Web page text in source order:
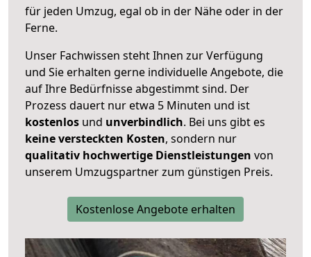
für jeden Umzug, egal ob in der Nähe oder in der
Ferne.
Unser Fachwissen steht Ihnen zur Verfügung
und Sie erhalten gerne individuelle Angebote, die
auf Ihre Bedürfnisse abgestimmt sind. Der
Prozess dauert nur etwa 5 Minuten und ist
kostenlos und unverbindlich. Bei uns gibt es
keine versteckten Kosten, sondern nur
qualitativ hochwertige Dienstleistungen von
unserem Umzugspartner zum günstigen Preis.
Kostenlose Angebote erhalten